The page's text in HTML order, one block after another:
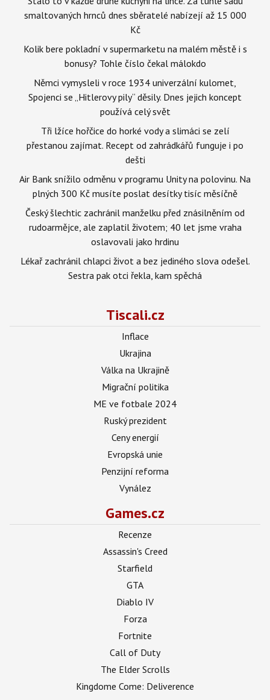
smaltovaných hrnců dnes sběratelé nabízejí až 15 000
Kč
Kolik bere pokladní v supermarketu na malém městě i s
bonusy? Tohle číslo čekal málokdo
Němci vymysleli v roce 1934 univerzální kulomet,
Spojenci se „Hitlerovy pily“ děsily. Dnes jejich koncept
používá celý svět
Tři lžíce hořčice do horké vody a slimáci se zelí
přestanou zajímat. Recept od zahrádkářů funguje i po
dešti
Air Bank snížilo odměnu v programu Unity na polovinu. Na
plných 300 Kč musíte poslat desítky tisíc měsíčně
Český šlechtic zachránil manželku před znásilněním od
rudoarmějce, ale zaplatil životem; 40 let jsme vraha
oslavovali jako hrdinu
Lékař zachránil chlapci život a bez jediného slova odešel.
Sestra pak otci řekla, kam spěchá
Tiscali.cz
Inflace
Ukrajina
Válka na Ukrajině
Migrační politika
ME ve fotbale 2024
Ruský prezident
Ceny energií
Evropská unie
Penzijní reforma
Vynález
Games.cz
Recenze
Assassin's Creed
Starfield
GTA
Diablo IV
Forza
Fortnite
Call of Duty
The Elder Scrolls
Kingdome Come: Deliverence